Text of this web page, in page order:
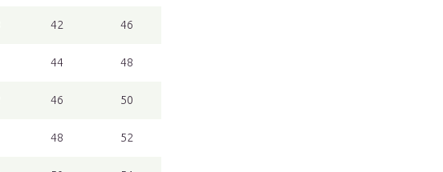
42 46
44 48
46 50
48 52